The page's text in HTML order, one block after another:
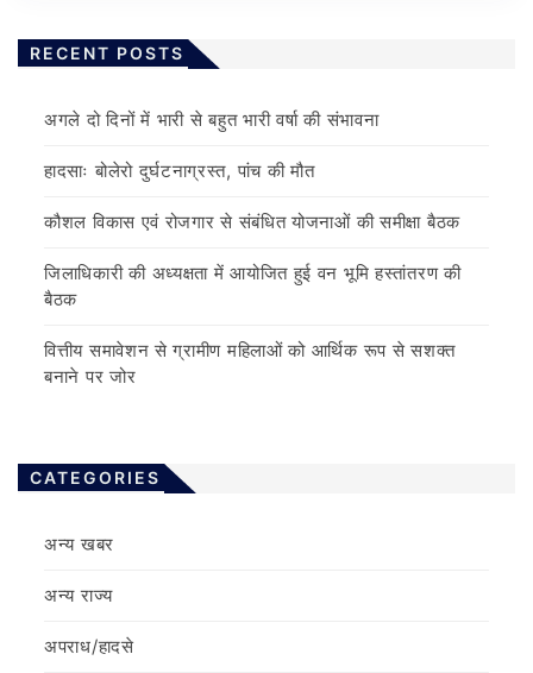
RECENT POSTS
अगले दो दिनों में भारी से बहुत भारी वर्षा की संभावना
हादसाः बोलेरो दुर्घटनाग्रस्त, पांच की मौत
कौशल विकास एवं रोजगार से संबंधित योजनाओं की समीक्षा बैठक
जिलाधिकारी की अध्यक्षता में आयोजित हुई वन भूमि हस्तांतरण की
बैठक
वित्तीय समावेशन से ग्रामीण महिलाओं को आर्थिक रूप से सशक्त
बनाने पर जोर
CATEGORIES
अन्य खबर
अन्य राज्य
अपराध/हादसे